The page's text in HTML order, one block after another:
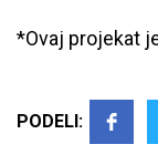
*Ovaj projekat
PODELI: